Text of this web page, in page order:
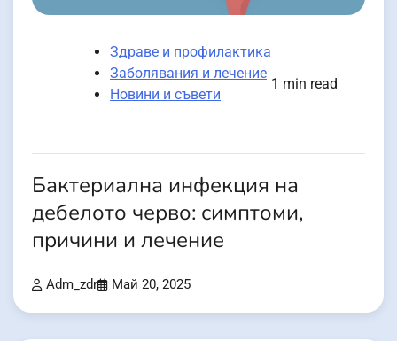
Здраве и профилактика
Заболявания и лечение
Новини и съвети
1 min read
Бактериална инфекция на
дебелото черво: симптоми,
причини и лечение
Adm_zdr Май 20, 2025